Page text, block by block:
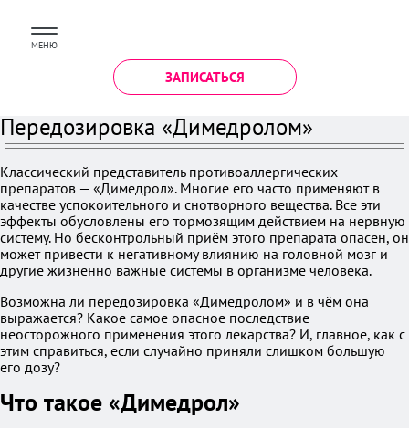
МЕНЮ
ЗАПИСАТЬСЯ
Передозировка «Димедролом»
Классический представитель противоаллергических
препаратов — «Димедрол». Многие его часто применяют в
качестве успокоительного и снотворного вещества. Все эти
эффекты обусловлены его тормозящим действием на нервную
систему. Но бесконтрольный приём этого препарата опасен, он
может привести к негативному влиянию на головной мозг и
другие жизненно важные системы в организме человека.
Возможна ли передозировка «Димедролом» и в чём она
выражается? Какое самое опасное последствие
неосторожного применения этого лекарства? И, главное, как с
этим справиться, если случайно приняли слишком большую
его дозу?
Что такое «Димедрол»